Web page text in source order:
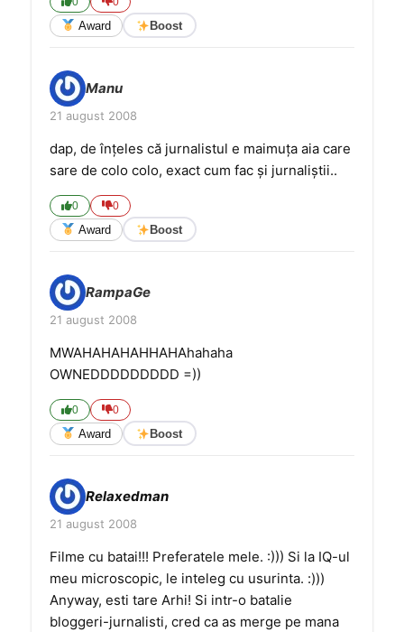
Award Boost
Manu
21 august 2008
dap, de înţeles că jurnalistul e maimuţa aia care
sare de colo colo, exact cum fac şi jurnaliştii..
0 0
Award Boost
RampaGe
21 august 2008
MWAHAHAHAHHAHAhahaha
OWNEDDDDDDDDD =))
0 0
Award Boost
Relaxedman
21 august 2008
Filme cu batai!!! Preferatele mele. :))) Si la IQ-ul
meu microscopic, le inteleg cu usurinta. :)))
Anyway, esti tare Arhi! Si intr-o batalie
bloggeri-jurnalisti, cred ca as merge pe mana